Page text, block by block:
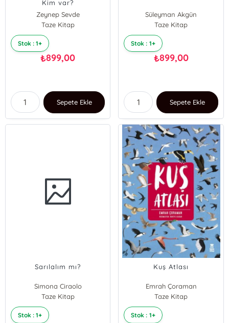
Kim var?
Zeynep Sevde
Kerimcan Akduman
Taze Kitap
Stok : 1+
₺899,00
Sepete Ekle
Süleyman Akgün
Taze Kitap
Stok : 1+
₺899,00
Sepete Ekle
Sarılalım mı?
Simona Ciraolo
Taze Kitap
Stok : 1+
Kuş Atlası
Emrah Çoraman
Taze Kitap
Stok : 1+